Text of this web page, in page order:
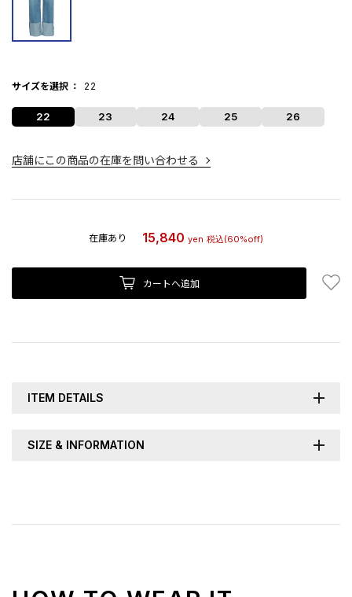
サイズを選択 22
22 23 24 25 26
店舗にこの商品の在庫を問い合わせる
在庫あり 15,840 yen 税込(60%off)
カートへ追加
ITEM DETAILS
SIZE & INFORMATION